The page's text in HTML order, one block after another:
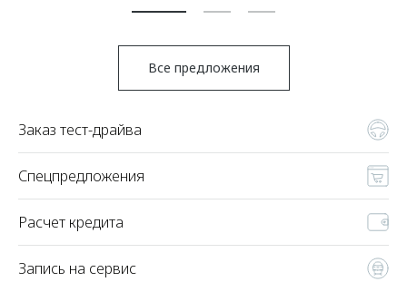
Все предложения
Заказ тест-драйва
Спецпредложения
Расчет кредита
Запись на сервис